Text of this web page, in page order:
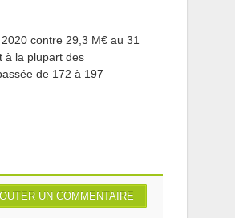
contre 29,3 M€ au 31
à la plupart des
de 172 à 197
UN COMMENTAIRE